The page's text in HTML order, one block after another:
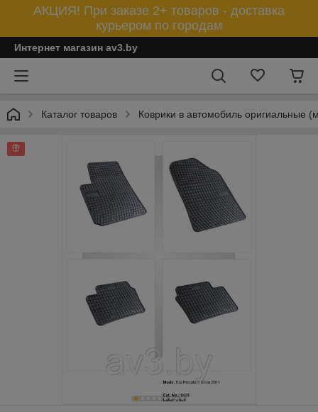
АКЦИЯ! При заказе 2+ товаров - доставка
курьером по городам
Интернет магазин av3.by
Каталог товаров Коврики в автомобиль оригиальные